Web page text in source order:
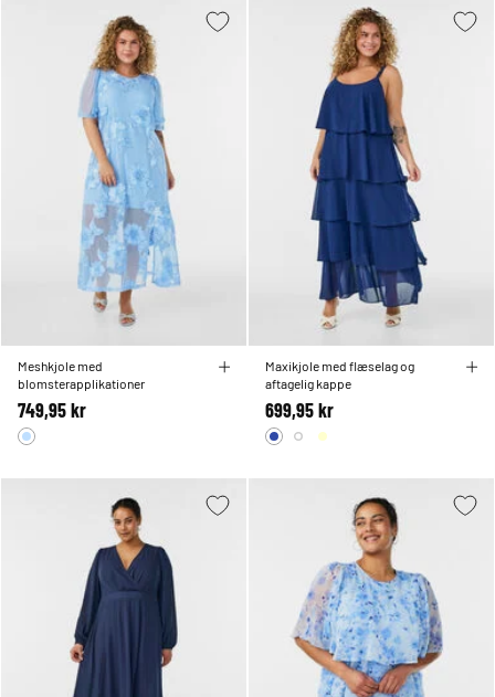
Meshkjole med
blomsterapplikationer
749,95 kr
Maxikjole med flæselag og
aftagelig kappe
699,95 kr